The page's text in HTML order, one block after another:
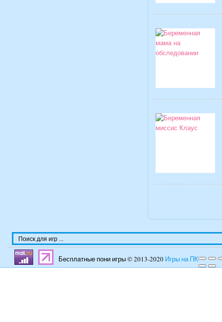
Бесплатные пони игры © 2013-2020 Игры на ПК